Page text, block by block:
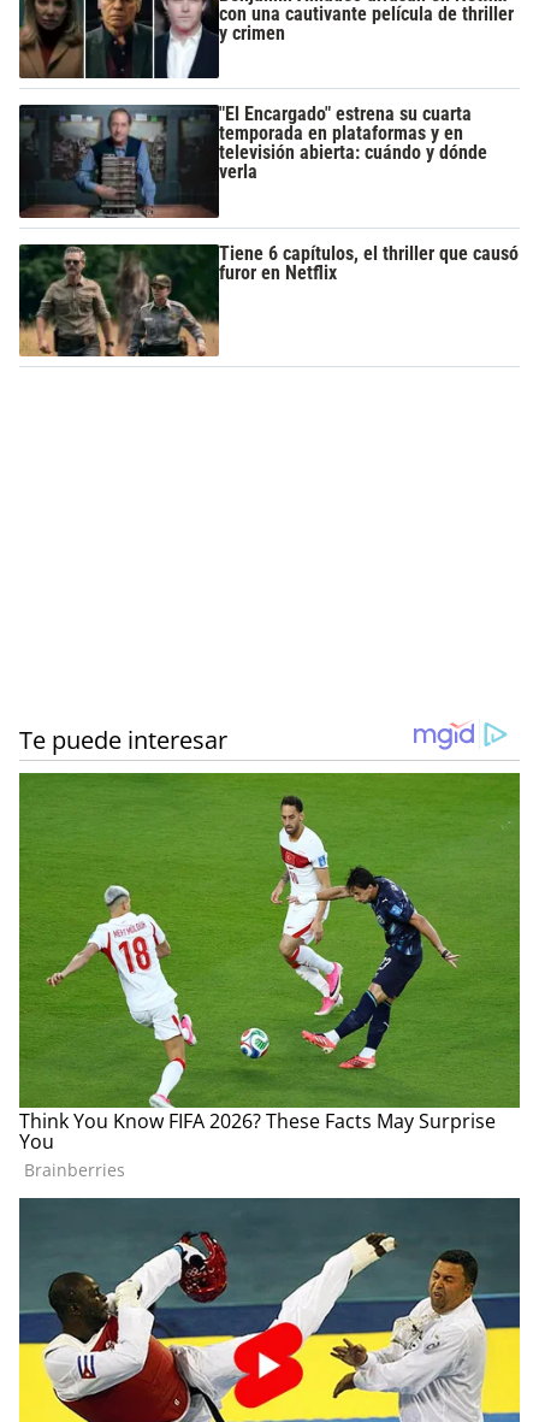
con una cautivante película de thriller
y crimen
"El Encargado" estrena su cuarta
temporada en plataformas y en
televisión abierta: cuándo y dónde
verla
Tiene 6 capítulos, el thriller que causó
furor en Netflix